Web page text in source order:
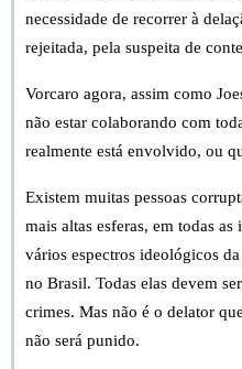
necessidade de recorrer à
rejeitada, pela suspeita de
Vorcaro agora, assim como
não estar colaborando com
realmente está envolvido, ou
Existem muitas pessoas
mais altas esferas, em todas
vários espectros ideológicos
no Brasil. Todas elas devem
crimes. Mas não é o delator
não será punido.